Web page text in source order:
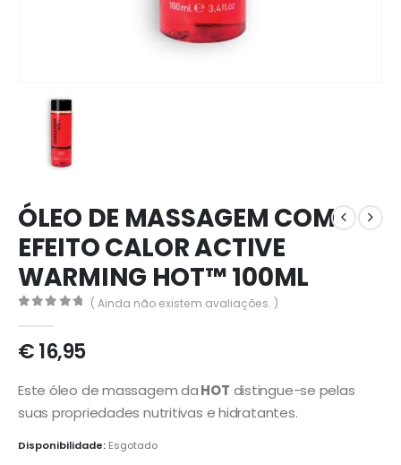
ÓLEO DE MASSAGEM COM
EFEITO CALOR ACTIVE
WARMING HOT™ 100ML
( Ainda não existem avaliações. )
€16,95
Este óleo de massagem daHOT distingue-se pelas
suas propriedades nutritivas e hidratantes.
Disponibilidade: Esgotado